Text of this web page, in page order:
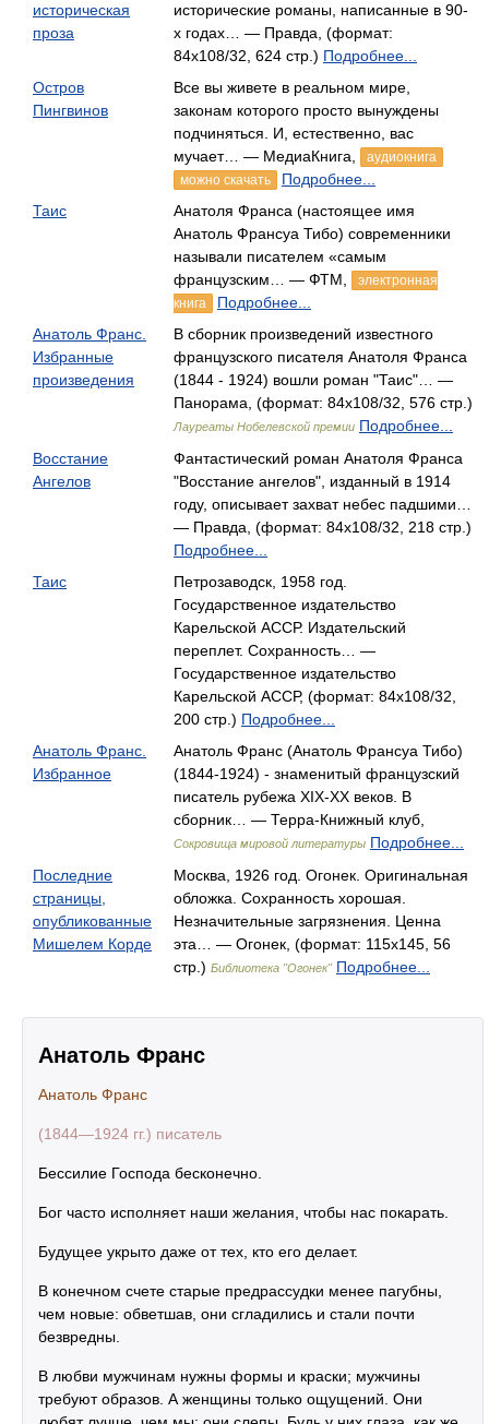
историческая
проза
исторические романы, написанные в 90-
х годах… — Правда, (формат:
84x108/32, 624 стр.) Подробнее...
Остров
Пингвинов
Все вы живете в реальном мире,
законам которого просто вынуждены
подчиняться. И, естественно, вас
мучает… — МедиаКнига,
аудиокнига
можно скачать
Подробнее...
Таис
Анатоля Франса (настоящее имя
Анатоль Франсуа Тибо) современники
называли писателем «самым
французским… — ФТМ,
электронная
книга
Подробнее...
Анатоль Франс.
Избранные
произведения
В сборник произведений известного
французского писателя Анатоля Франса
(1844 - 1924) вошли роман "Таис"… —
Панорама, (формат: 84x108/32, 576 стр.)
Лауреаты Нобелевской премии Подробнее...
Восстание
Ангелов
Фантастический роман Анатоля Франса
"Восстание ангелов", изданный в 1914
году, описывает захват небес падшими…
— Правда, (формат: 84x108/32, 218 стр.)
Подробнее...
Таис
Петрозаводск, 1958 год.
Государственное издательство
Карельской АССР. Издательский
переплет. Сохранность… —
Государственное издательство
Карельской АССР, (формат: 84x108/32,
200 стр.) Подробнее...
Анатоль Франс.
Избранное
Анатоль Франс (Анатоль Франсуа Тибо)
(1844-1924) - знаменитый французский
писатель рубежа XIX-XX веков. В
сборник… — Терра-Книжный клуб,
Сокровища мировой литературы Подробнее...
Последние
страницы,
опубликованные
Мишелем Корде
Москва, 1926 год. Огонек. Оригинальная
обложка. Сохранность хорошая.
Незначительные загрязнения. Ценна
эта… — Огонек, (формат: 115x145, 56
стр.) Библиотека "Огонек" Подробнее...
Анатоль Франс
Анатоль Франс
(1844—1924 гг.) писатель
Бессилие Господа бесконечно.
Бог часто исполняет наши желания, чтобы нас покарать.
Будущее укрыто даже от тех, кто его делает.
В конечном счете старые предрассудки менее пагубны,
чем новые: обветшав, они сгладились и стали почти
безвредны.
В любви мужчинам нужны формы и краски; мужчины
требуют образов. А женщины только ощущений. Они